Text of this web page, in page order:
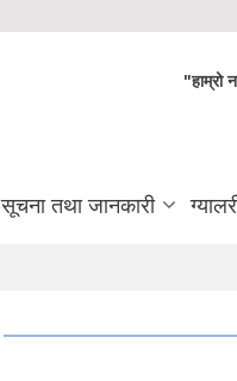
"हाम्रो
सूचना तथा जानकारी